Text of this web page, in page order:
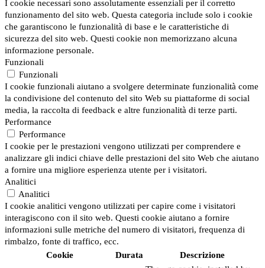
I cookie necessari sono assolutamente essenziali per il corretto
funzionamento del sito web. Questa categoria include solo i cookie
che garantiscono le funzionalità di base e le caratteristiche di
sicurezza del sito web. Questi cookie non memorizzano alcuna
informazione personale.
Funzionali
Funzionali
I cookie funzionali aiutano a svolgere determinate funzionalità come
la condivisione del contenuto del sito Web su piattaforme di social
media, la raccolta di feedback e altre funzionalità di terze parti.
Performance
Performance
I cookie per le prestazioni vengono utilizzati per comprendere e
analizzare gli indici chiave delle prestazioni del sito Web che aiutano
a fornire una migliore esperienza utente per i visitatori.
Analitici
Analitici
I cookie analitici vengono utilizzati per capire come i visitatori
interagiscono con il sito web. Questi cookie aiutano a fornire
informazioni sulle metriche del numero di visitatori, frequenza di
rimbalzo, fonte di traffico, ecc.
Cookie
Durata Descrizione